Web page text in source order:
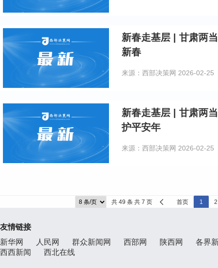
新春走基层 | 甘肃两当站
新春
来源：西部决策网 2026-02-25
新春走基层 | 甘肃两当
护平安年
来源：西部决策网 2026-02-25
共 49 条 共 7 页 首页 1 2
友情链接
新华网
人民网 群众新闻网 西部网 陕西网
各界
西西新闻
西北在线